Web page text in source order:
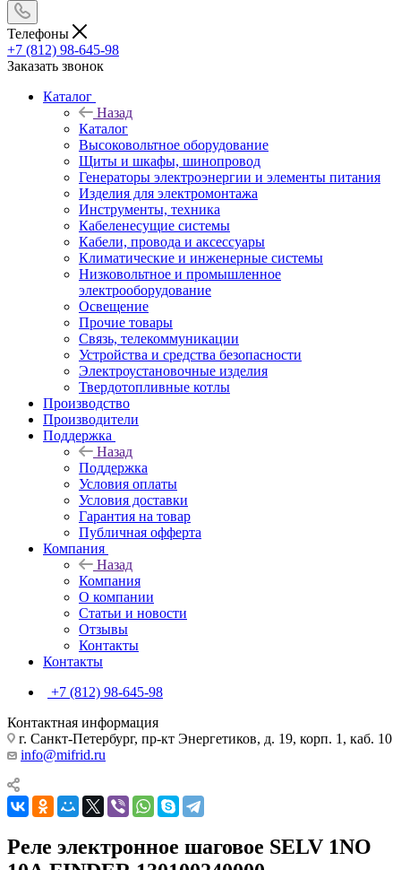
Телефоны
+7 (812) 98-645-98
Заказать звонок
Каталог
Назад
Каталог
Высоковольтное оборудование
Щиты и шкафы, шинопровод
Генераторы электроэнергии и элементы питания
Изделия для электромонтажа
Инструменты, техника
Кабеленесущие системы
Кабели, провода и аксессуары
Климатические и инженерные системы
Низковольтное и промышленное
электрооборудование
Освещение
Прочие товары
Связь, телекоммуникации
Устройства и средства безопасности
Электроустановочные изделия
Твердотопливные котлы
Производство
Производители
Поддержка
Назад
Поддержка
Условия оплаты
Условия доставки
Гарантия на товар
Публичная офферта
Компания
Назад
Компания
О компании
Статьи и новости
Отзывы
Контакты
Контакты
+7 (812) 98-645-98
Контактная информация
г. Санкт-Петербург, пр-кт Энергетиков, д. 19, корп. 1, каб. 10
info@mifrid.ru
Реле электронное шаговое SELV 1NO